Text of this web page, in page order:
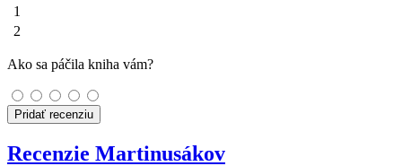
1
2
Ako sa páčila kniha vám?
Pridať recenziu
Recenzie Martinusákov